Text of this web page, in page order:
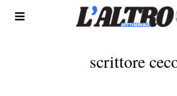
scrittore